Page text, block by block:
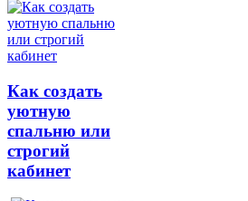
Как создать
уютную
спальню или
строгий
кабинет